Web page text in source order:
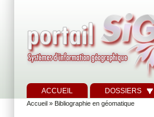
ACCUEIL DOSSIERS
Accueil » Bibliographie en géomatique